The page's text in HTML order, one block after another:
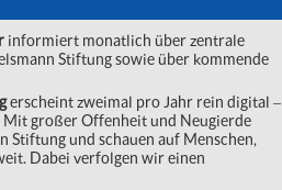
informiert monatlich über zentrale
Stiftung sowie über kommende
erscheint zweimal pro Jahr rein digital ‒
Mit großer Offenheit und Neugierde
Stiftung und schauen auf Menschen,
Dabei verfolgen wir einen